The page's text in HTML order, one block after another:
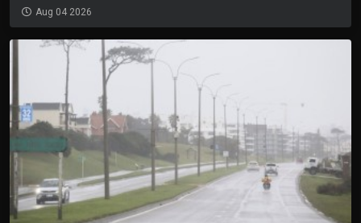
Aug 04 2026